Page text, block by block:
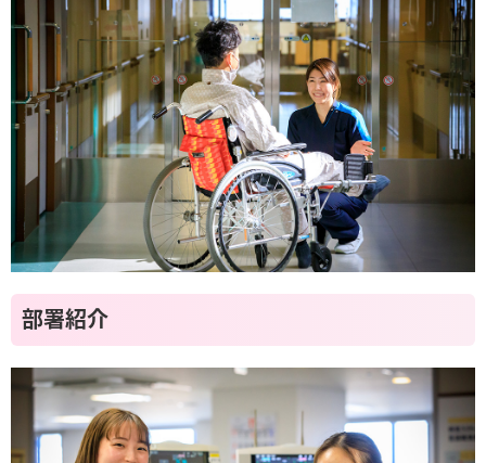
医療相談：患者家族支援課
院内における録音・撮影とSNS等への投稿について
医療安全管理指針
院内感染防止対策に関する取り組み事項
診療実績
患者満足度調査／待ち時間調査
厚生労働大臣の定める掲示事項
当院までのアクセス
外来診療のご案内
糖尿病内科
外科
脳神経外科
整形外科
眼科
部署紹介